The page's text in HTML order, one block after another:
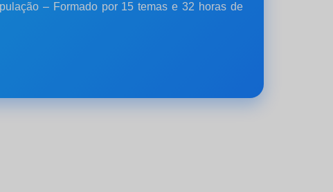
– Formado por 15 temas e 32 horas de